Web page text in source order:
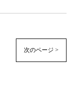
次のページ >